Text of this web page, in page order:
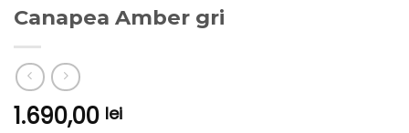
Canapea Amber gri
1.690,00 lei